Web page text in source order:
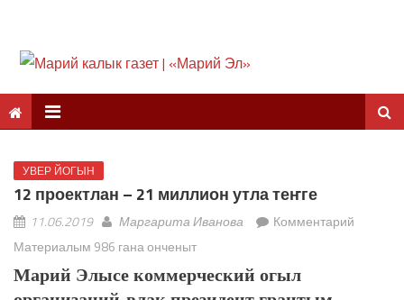
УВЕР ЙОГЫН
12 проектлан – 21 миллион утла теҥге
11.06.2019 Маргарита Иванова
Комментарий
Материалым 986 гана онченыт
Марий Элысе коммерческий огыл